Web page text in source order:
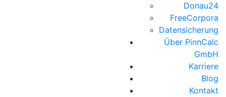
Donau24
FreeCorpora
Datensicherung
Über PinnCalc
GmbH
Karriere
Blog
Kontakt